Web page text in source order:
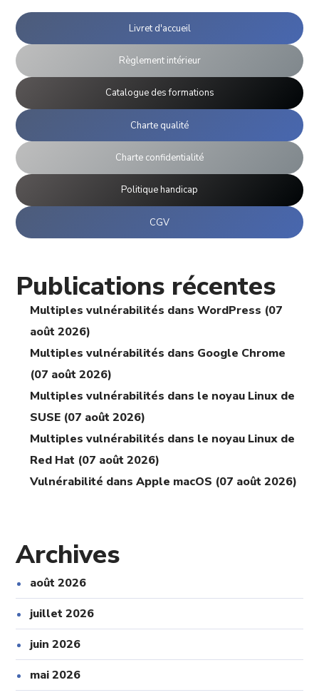
Livret d'accueil
Règlement intérieur
Catalogue des formations
Charte qualité
Charte confidentialité
Politique handicap
CGV
Publications récentes
Multiples vulnérabilités dans WordPress (07
août 2026)
Multiples vulnérabilités dans Google Chrome
(07 août 2026)
Multiples vulnérabilités dans le noyau Linux de
SUSE (07 août 2026)
Multiples vulnérabilités dans le noyau Linux de
Red Hat (07 août 2026)
Vulnérabilité dans Apple macOS (07 août 2026)
Archives
août 2026
juillet 2026
juin 2026
mai 2026